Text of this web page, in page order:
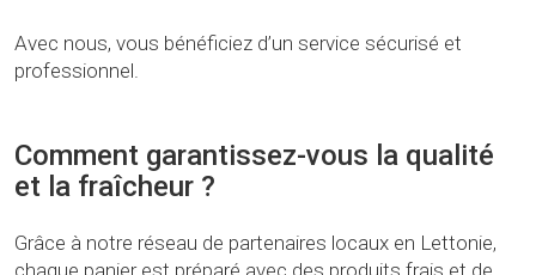
Avec nous, vous bénéficiez d’un service sécurisé et
professionnel.
Comment garantissez-vous la qualité
et la fraîcheur ?
Grâce à notre réseau de partenaires locaux en Lettonie,